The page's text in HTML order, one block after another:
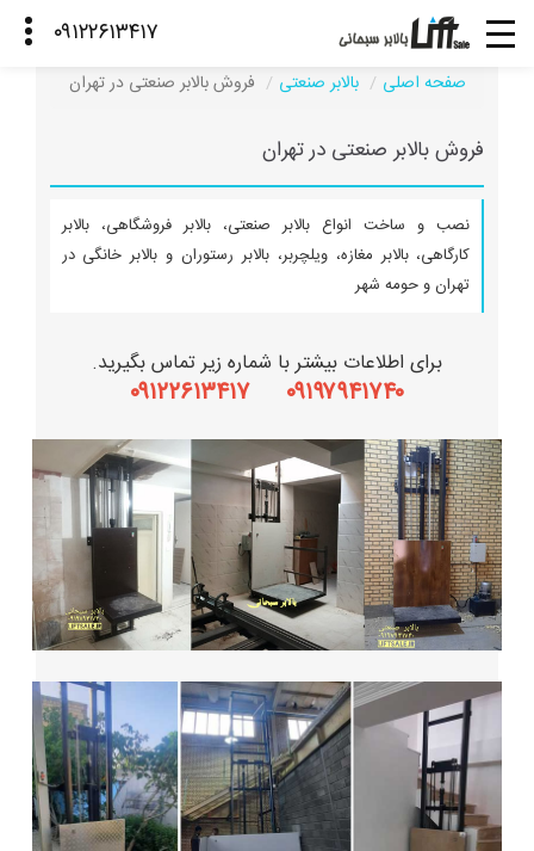
صفحه اصلی بالابر صنعتی فروش بالابر صنعتی در تهران
فروش بالابر صنعتی در تهران
نصب و ساخت انواع بالابر صنعتی، بالابر فروشگاهی، بالابر
کارگاهی، بالابر مغازه، ویلچربر، بالابر رستوران و بالابر خانگی در
تهران و حومه شهر
برای اطلاعات بیشتر با شماره زیر تماس بگیرید.
۰۹۱۹۷۹۴۱۷۴۰ ۰۹۱۲۲۶۱۳۴۱۷